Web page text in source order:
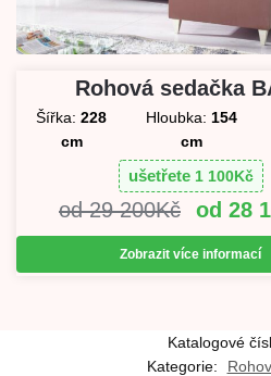
Rohová sedačka
Šířka: 228
cm
Hloubka: 154
cm
ušetřete 1 100Kč
29 200Kč 28
Zobrazit více informací
Katalogové
Kategorie: